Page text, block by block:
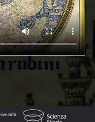
約1459/1464之
木兒（Amir Timur,